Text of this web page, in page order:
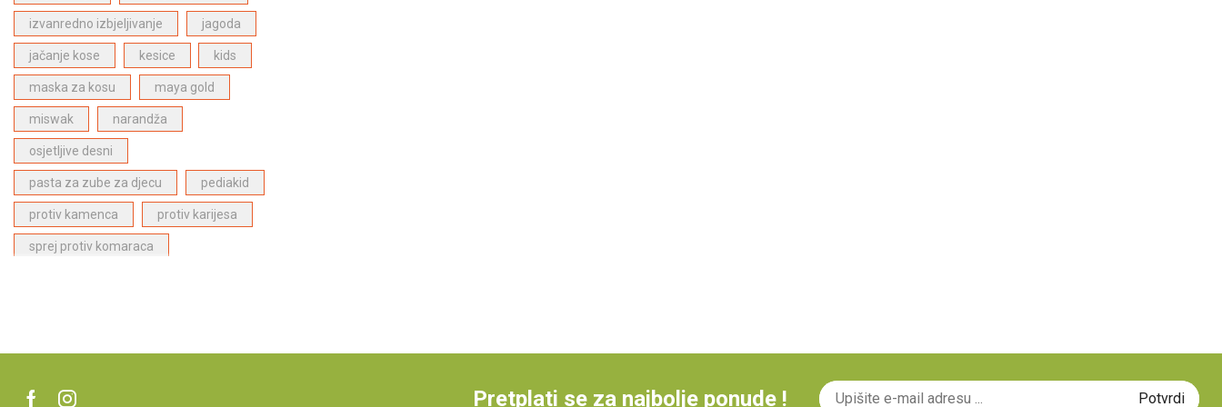
Bergasol proizvodi za zaštitu od sunca
Proizvodi za njegu lica (1)
ECODENTA proizvodi za dentalnu njegu
Dabur Paste za zube
(6)
Proizvodi za njegu kose
Proizvodi za djecu
Najpopularniji proizvodi
izvanredno izbjeljivanje jagoda
jačanje kose kesice kids
maska za kosu maya gold
miswak narandža
osjetljive desni
pasta za zube za djecu pediakid
protiv kamenca protiv karijesa
sprej protiv komaraca
Pretplati se za najbolje ponude !